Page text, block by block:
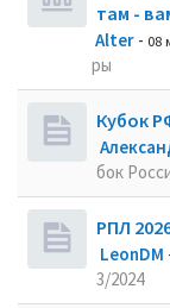
там -
Alter - 08
ры
Кубок
бок
РПЛ
LeonDM
3/2024